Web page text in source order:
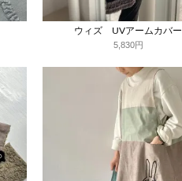
ウィズ UVアームカバー
5,830円